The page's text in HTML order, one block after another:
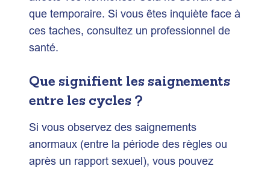
que temporaire. Si vous êtes inquiète face à
ces taches, consultez un professionnel de
santé.
Que signifient les saignements
entre les cycles ?
Si vous observez des saignements
anormaux (entre la période des règles ou
après un rapport sexuel), vous pouvez